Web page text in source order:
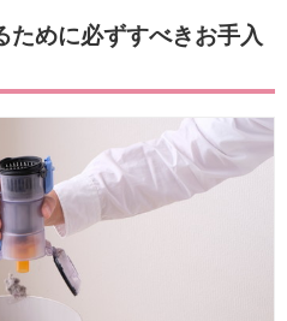
ために必ずすべきお手入